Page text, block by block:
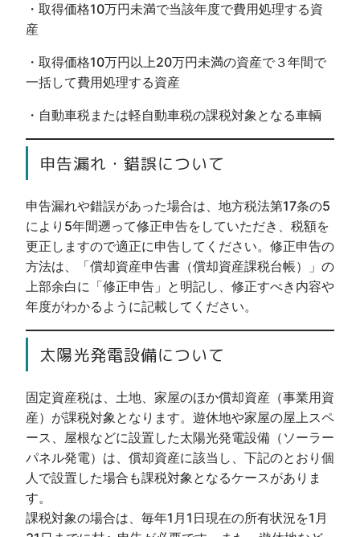
・取得価格10万円未満で当該年度で費用処理する資
産
・取得価格10万円以上20万円未満の資産で３年間で
一括して費用処理する資産
・自動車税または軽自動車税の課税対象となる車輌
申告漏れ・錯誤について
申告漏れや錯誤があった場合は、地方税法第17条の5
により5年間遡って修正申告をしていただき、税額を
更正しますので適正に申告してください。修正申告の
方法は、「償却資産申告書（償却資産課税台帳）」の
上部余白に「修正申告」と明記し、修正すべき内容や
年度がわかるように記載してください。
太陽光発電設備について
固定資産税は、土地、家屋のほか償却資産（事業用資
産）が課税対象となります。遊休地や家屋の屋上スペ
ース、屋根などに設置した太陽光発電設備（ソーラー
パネル発電）は、償却資産に該当し、下記のとおり個
人で設置した場合も課税対象となるケースがありま
す。
課税対象の場合は、毎年1月1日現在の所有状況を1月